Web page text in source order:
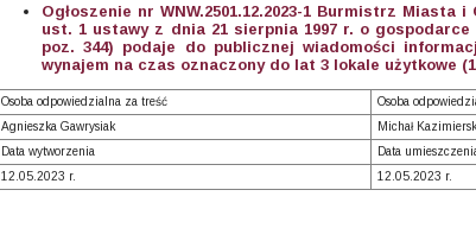
Ogłoszenie nr WNW.2501.12.2023-1 Burmistrz
ust. 1 ustawy z dnia 21 sierpnia 1997 r. o
poz. 344) podaje do publicznej wiadomości
wynajem na czas oznaczony do lat 3 lokale użytkowe
Osoba odpowiedzialna za treść
Osoba
Agnieszka Gawrysiak
Michał
Data wytworzenia
Data
12.05.2023 r.
12.05.2023 r.